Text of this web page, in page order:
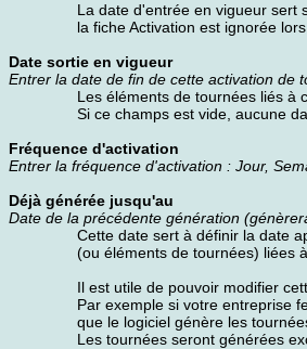
La date d'entrée en vigueur sert
la fiche Activation est ignorée
Date sortie en vigueur
Entrer la date de fin de cette activation de
Les éléments de tournées liés à
Si ce champs est vide, aucune
Fréquence d'activation
Entrer la fréquence d'activation : Jour,
Déjà générée jusqu'au
Date de la précédente génération
Cette date sert à définir la date
(ou éléments de tournées) liées
Il est utile de pouvoir modifier
Par exemple si votre entreprise
que le logiciel génère les
Les tournées seront générées